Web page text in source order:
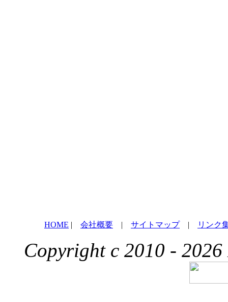
HOME | 会社概要 | サイトマップ| リンク
Copyright c 2010 - 2026